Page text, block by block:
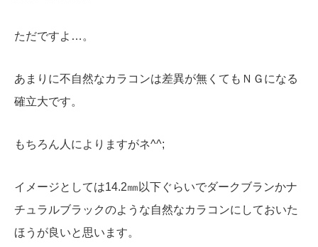
ただですよ…。
あまりに不自然なカラコンは差異が無くてもＮＧになる
確立大です。
もちろん人によりますがネ^^;
イメージとしては14.2㎜以下ぐらいでダークブランかナ
チュラルブラックのような自然なカラコンにしておいた
ほうが良いと思います。